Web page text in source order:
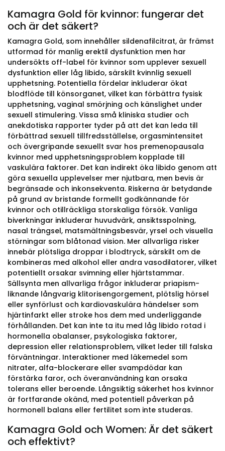
Kamagra Gold för kvinnor: fungerar det
och är det säkert?
Kamagra Gold, som innehåller sildenafilcitrat, är främst
utformad för manlig erektil dysfunktion men har
undersökts off-label för kvinnor som upplever sexuell
dysfunktion eller låg libido, särskilt kvinnlig sexuell
upphetsning. Potentiella fördelar inkluderar ökat
blodflöde till könsorganet, vilket kan förbättra fysisk
upphetsning, vaginal smörjning och känslighet under
sexuell stimulering. Vissa små kliniska studier och
anekdotiska rapporter tyder på att det kan leda till
förbättrad sexuell tillfredsställelse, orgasmintensitet
och övergripande sexuellt svar hos premenopausala
kvinnor med upphetsningsproblem kopplade till
vaskulära faktorer. Det kan indirekt öka libido genom att
göra sexuella upplevelser mer njutbara, men bevis är
begränsade och inkonsekventa. Riskerna är betydande
på grund av bristande formellt godkännande för
kvinnor och otillräckliga storskaliga försök. Vanliga
biverkningar inkluderar huvudvärk, ansiktsspolning,
nasal trängsel, matsmältningsbesvär, yrsel och visuella
störningar som blåtonad vision. Mer allvarliga risker
innebär plötsliga droppar i blodtryck, särskilt om de
kombineras med alkohol eller andra vasodilatorer, vilket
potentiellt orsakar svimning eller hjärtstammar.
Sällsynta men allvarliga frågor inkluderar priapism-
liknande långvarig klitorisengorgement, plötslig hörsel
eller synförlust och kardiovaskulära händelser som
hjärtinfarkt eller stroke hos dem med underliggande
förhållanden. Det kan inte ta itu med låg libido rotad i
hormonella obalanser, psykologiska faktorer,
depression eller relationsproblem, vilket leder till falska
förväntningar. Interaktioner med läkemedel som
nitrater, alfa-blockerare eller svampdödar kan
förstärka faror, och överanvändning kan orsaka
tolerans eller beroende. Långsiktig säkerhet hos kvinnor
är fortfarande okänd, med potentiell påverkan på
hormonell balans eller fertilitet som inte studeras.
Kamagra Gold och Women: Är det säkert
och effektivt?